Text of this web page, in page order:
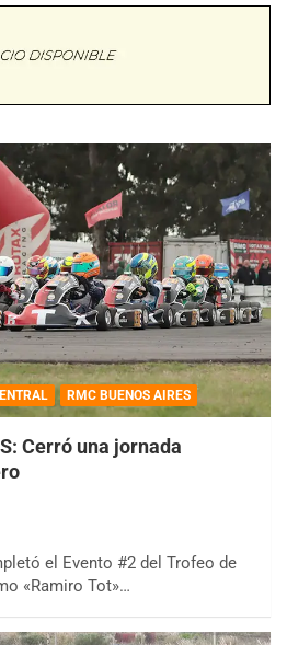
RMC BUENOS AIRES
Cerró una jornada
el Evento #2 del Trofeo de
«Ramiro Tot»…